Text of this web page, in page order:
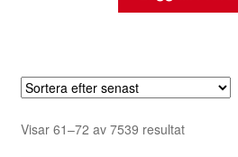
Visar 61–72 av 7539 resultatSortera